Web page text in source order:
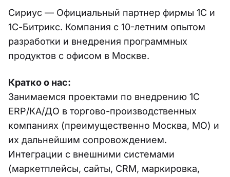
Сириус — Официальный партнер фирмы 1С и
1С-Битрикс. Компания с 10-летним опытом
разработки и внедрения программных
продуктов с офисом в Москве.
Кратко о нас:
Занимаемся проектами по внедрению 1С
ERP/КА/ДО в торгово-производственных
компаниях (преимущественно Москва, МО) и
их дальнейшим сопровождением.
Интеграции с внешними системами
(маркетплейсы, сайты, CRM, маркировка,